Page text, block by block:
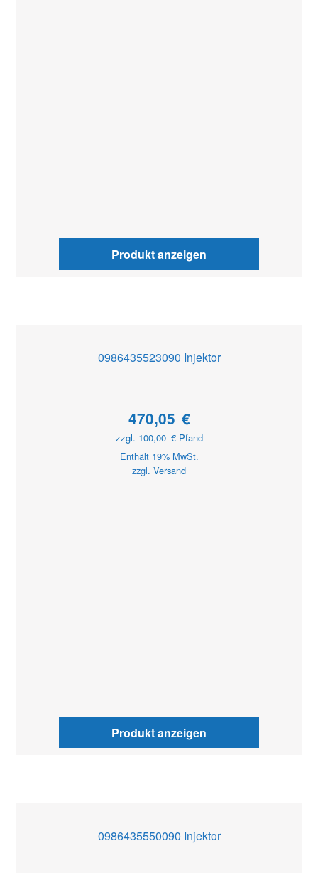
Produkt anzeigen
0986435523090 Injektor
470,05 €
zzgl. 100,00 €Pfand
Enthält 19% MwSt.
zzgl. Versand
Produkt anzeigen
0986435550090 Injektor